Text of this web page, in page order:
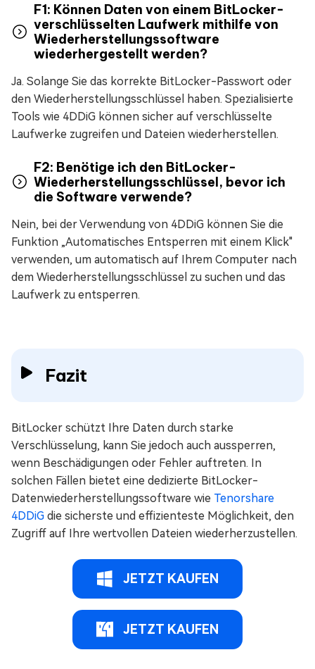
F1: Können Daten von einem BitLocker-
verschlüsselten Laufwerk mithilfe von
Wiederherstellungssoftware
wiederhergestellt werden?
Ja. Solange Sie das korrekte BitLocker-Passwort oder
den Wiederherstellungsschlüssel haben. Spezialisierte
Tools wie 4DDiG können sicher auf verschlüsselte
Laufwerke zugreifen und Dateien wiederherstellen.
F2: Benötige ich den BitLocker-
Wiederherstellungsschlüssel, bevor ich
die Software verwende?
Nein, bei der Verwendung von 4DDiG können Sie die
Funktion „Automatisches Entsperren mit einem Klick"
verwenden, um automatisch auf Ihrem Computer nach
dem Wiederherstellungsschlüssel zu suchen und das
Laufwerk zu entsperren.
Fazit
BitLocker schützt Ihre Daten durch starke
Verschlüsselung, kann Sie jedoch auch aussperren,
wenn Beschädigungen oder Fehler auftreten. In
solchen Fällen bietet eine dedizierte BitLocker-
Datenwiederherstellungssoftware wie Tenorshare
4DDiG die sicherste und effizienteste Möglichkeit, den
Zugriff auf Ihre wertvollen Dateien wiederherzustellen.
JETZT KAUFEN
JETZT KAUFEN